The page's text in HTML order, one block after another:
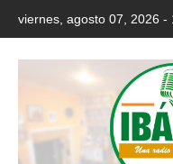
viernes, agosto 07, 2026 -